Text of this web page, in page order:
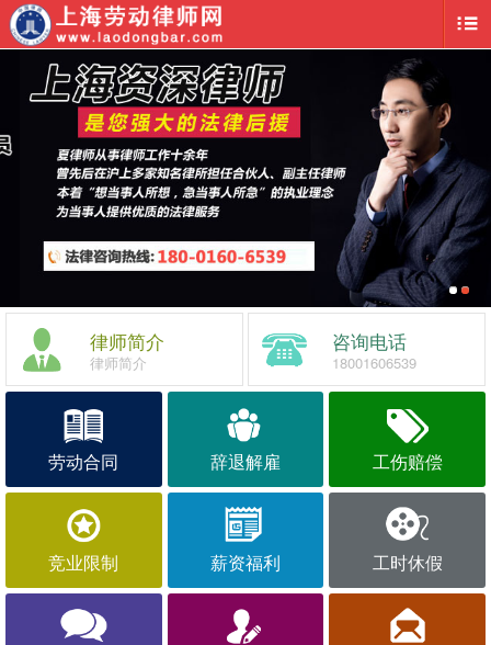
律师简介
律师简介
咨询电话
18001606539
劳动合同 辞退解雇 工伤赔偿
竞业限制 薪资福利 工时休假